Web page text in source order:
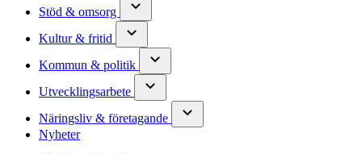
Stöd & omsorg
Kultur & fritid
Kommun & politik
Utvecklingsarbete
Näringsliv & företagande
Nyheter